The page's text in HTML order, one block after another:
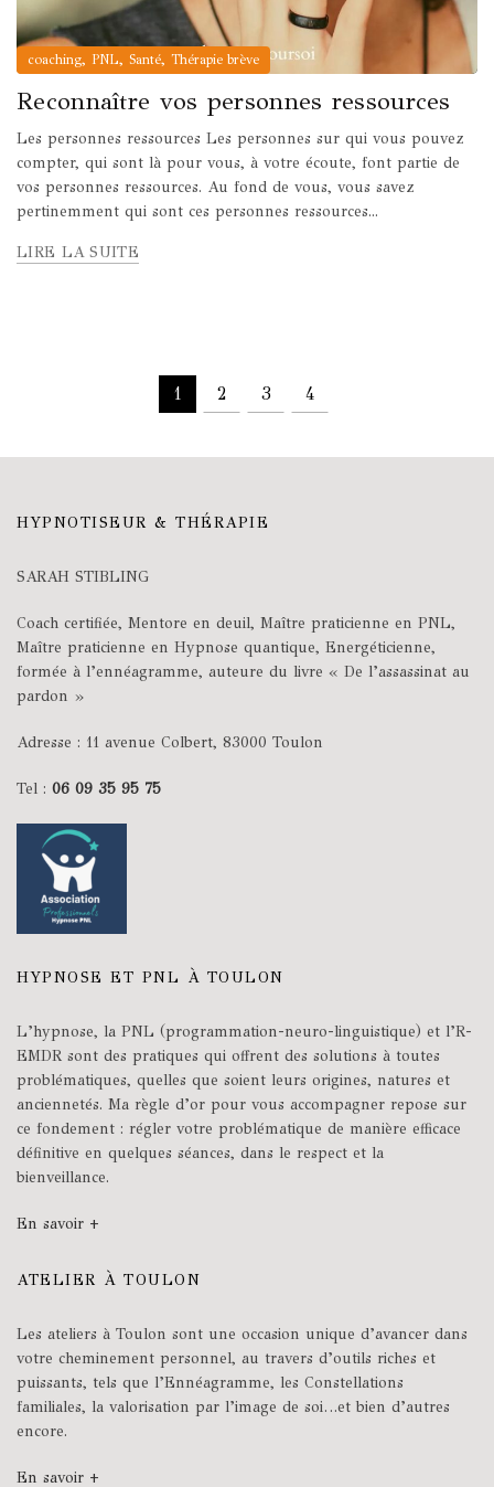
coaching, PNL, Santé, Thérapie brève
Reconnaître vos personnes ressources
Les personnes ressources Les personnes sur qui vous pouvez
compter, qui sont là pour vous, à votre écoute, font partie de
vos personnes ressources. Au fond de vous, vous savez
pertinemment qui sont ces personnes ressources...
LIRE LA SUITE
1 2 3 4
HYPNOTISEUR & THÉRAPIE
SARAH STIBLING
Coach certifiée, Mentore en deuil, Maître praticienne en PNL,
Maître praticienne en Hypnose quantique, Energéticienne,
formée à l’ennéagramme, auteure du livre « De l’assassinat au
pardon »
Adresse : 11 avenue Colbert, 83000 Toulon
Tel : 06 09 35 95 75
HYPNOSE ET PNL À TOULON
L’hypnose, la PNL (programmation-neuro-linguistique) et l’R-
EMDR sont des pratiques qui offrent des solutions à toutes
problématiques, quelles que soient leurs origines, natures et
anciennetés. Ma règle d’or pour vous accompagner repose sur
ce fondement : régler votre problématique de manière efficace
définitive en quelques séances, dans le respect et la
bienveillance.
En savoir +
ATELIER À TOULON
Les ateliers à Toulon sont une occasion unique d’avancer dans
votre cheminement personnel, au travers d’outils riches et
puissants, tels que l’Ennéagramme, les Constellations
familiales, la valorisation par l’image de soi…et bien d’autres
encore.
En savoir +